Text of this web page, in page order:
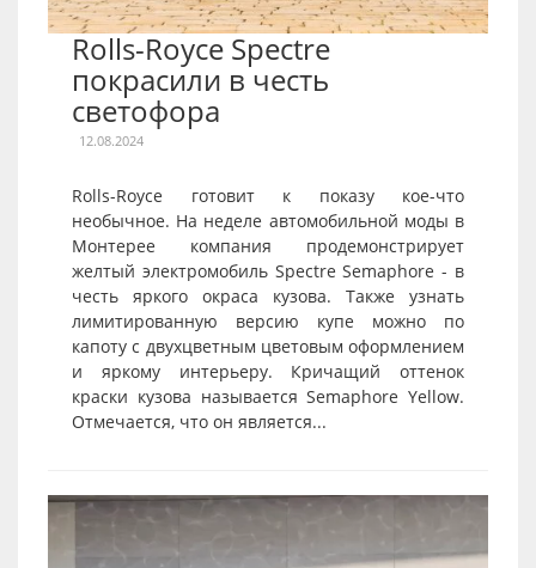
Rolls-Royce Spectre
покрасили в честь
светофора
12.08.2024
Rolls-Royce готовит к показу кое-что
необычное. На неделе автомобильной моды в
Монтерее компания продемонстрирует
желтый электромобиль Spectre Semaphore - в
честь яркого окраса кузова. Также узнать
лимитированную версию купе можно по
капоту с двухцветным цветовым оформлением
и яркому интерьеру. Кричащий оттенок
краски кузова называется Semaphore Yellow.
Отмечается, что он является...